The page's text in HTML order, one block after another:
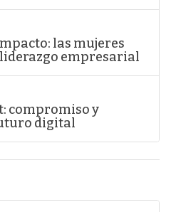
las mujeres
empresarial
compromiso y
digital